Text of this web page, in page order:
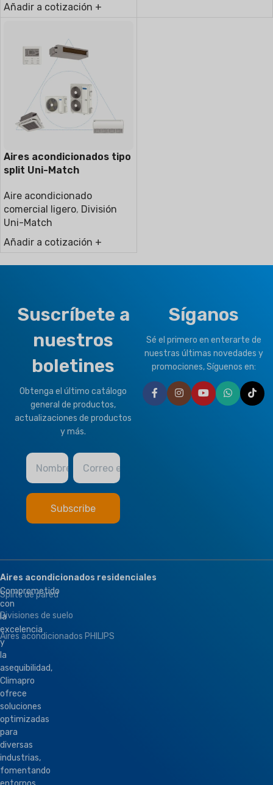
Añadir a cotización +
Aires acondicionados tipo
split Uni-Match
Aire acondicionado
comercial ligero, División
Uni-Match
Añadir a cotización +
Suscríbete a
nuestros
boletines
Obtenga el último catálogo
general de productos,
actualizaciones de productos
y más.
Nombre Correo electrónico
Síganos
Sé el primero en enterarte de
nuestras últimas novedades y
promociones, Síguenos en:
Comprometido
con
la
excelencia
y
la
asequibilidad,
Climapro
ofrece
soluciones
optimizadas
para
diversas
industrias,
fomentando
Aires acondicionados residenciales
Splits de pared
Divisiones de suelo
Aires acondicionados PHILIPS